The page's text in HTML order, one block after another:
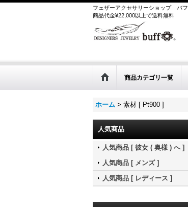
フェザーアクセサリーショップ
バフ
商品代金¥22,000以上で送料無料
商品カテゴリ一覧
ホーム > 素材 [ Pt900 ]
人気商品
人気商品 [ 彼女 ( 奥様 ) へ ]
人気商品 [ メンズ ]
人気商品 [ レディース ]